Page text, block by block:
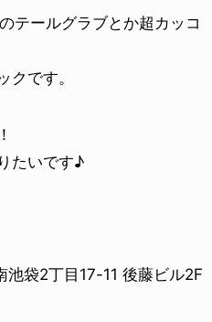
テールグラブとか超カッコ
クです。
たいです♪
袋2丁目17-11 後藤ビル2F